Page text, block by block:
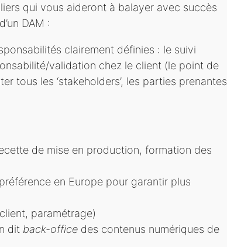
qui vous aideront à balayer avec succès
DAM :
clairement définies : le suivi
validation chez le client (le point de
tous les ‘stakeholders’, les parties prenantes
de mise en production, formation des
en Europe pour garantir plus
paramétrage)
dit back-officedes contenus numériques de